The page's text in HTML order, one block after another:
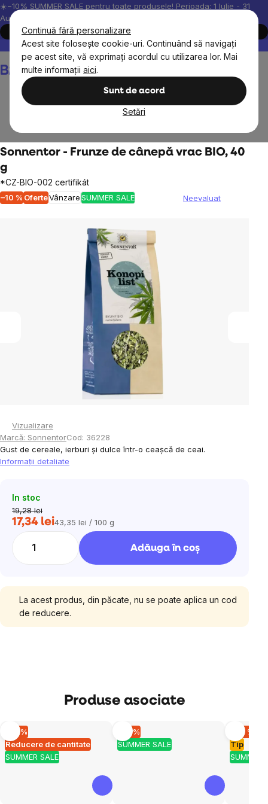
Continuă fără personalizare
Acest site folosește cookie-uri. Continuând să navigați
pe acest site, vă exprimați acordul cu utilizarea lor. Mai
multe informații aici.
Sunt de acord
Setări
Treci
la
conținut
☀️−10% SUMMER SALE pentru toate produsele! Perioada: 1 Iulie - 31
August, 2026.
Cumpără acum
Peste 200.000 de recenzii verificate
Produsele noastre sunt
Coş
de
Sonnentor - Frunze de cânepă vrac BIO, 40
g
*CZ-BIO-002 certifikát
–10 % OferteVânzareSUMMER SALE
Evaluarea
este
0,0
din
5
stele.
Neevaluat
Vizualizare
Marcă: SonnentorCod: 36228
Gust de cereale, ierburi și dulce într-o ceașcă de ceai.
Informaţii detaliate
In stoc
19,28 lei
17,34 leiEvaluare
43,35 lei / 100 g
Adăuga în coş
La acest produs, din păcate, nu se poate aplica un cod
de reducere.
Produse asociate
Reducere de cantitate
SUMMER SALE
–10 %
SUMMER SALE
–10 %
Tip
SUMMER
–20 %